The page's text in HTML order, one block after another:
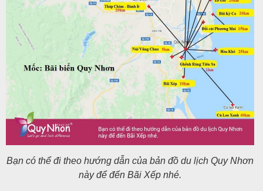
Bạn có thể đi theo hướng dẫn của bản đồ du lịch Quy Nhơn
này để đến Bãi Xếp nhé.